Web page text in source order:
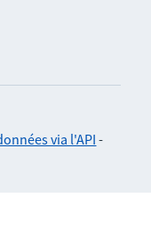
via l'API -